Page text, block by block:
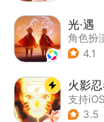
光·遇
角色扮
| 开放
4.1
火影
支持iOS
| 格斗
3.5